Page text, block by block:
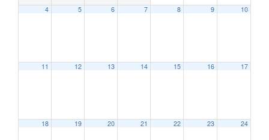
4 5 6 7 8 9 10
11 12 13 14 15 16 17
18 19 20 21 22 23 24
2:00 AM